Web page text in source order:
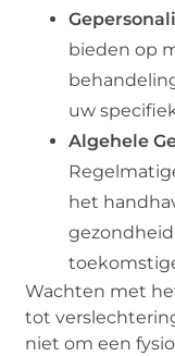
bieden op
uw
Algehele
het
Wachten met
tot
niet om een